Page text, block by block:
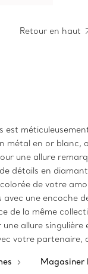
Retour en haut
métal en or
une allure
détails en
de votre
une
la même
allure
votre
Magasiner